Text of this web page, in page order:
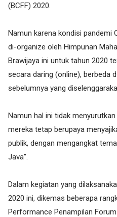
(BCFF) 2020.
Namun karena kondisi pandemi
di-organize oleh Himpunan
Brawijaya ini untuk tahun 2020
secara daring (online), berbeda
sebelumnya yang
Namun hal ini tidak
mereka tetap berupaya
publik, dengan mengangkat
Java”.
Dalam kegiatan yang
2020 ini, dikemas beberapa
Performance Penampilan